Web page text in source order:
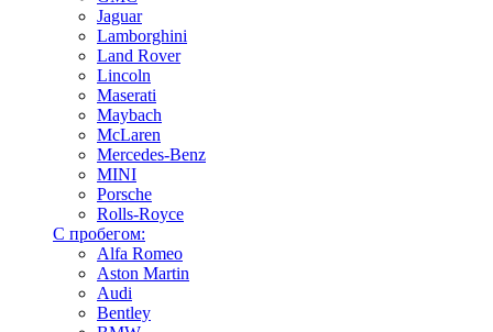
Jaguar
Lamborghini
Land Rover
Lincoln
Maserati
Maybach
McLaren
Mercedes-Benz
MINI
Porsche
Rolls-Royce
С пробегом:
Alfa Romeo
Aston Martin
Audi
Bentley